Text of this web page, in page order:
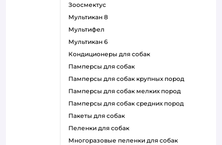
зоосмектус
мультикан 8
мультифел
мультикан 6
кондиционеры для собак
памперсы для собак
памперсы для собак крупных пород
памперсы для собак мелких пород
памперсы для собак средних пород
пакеты для собак
пеленки для собак
многоразовые пеленки для собак